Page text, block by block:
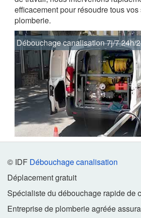
efficacement pour résoudre tous
plomberie.
Débouchage canalisation 7j/7 24h/
© IDF Débouchage canalisation
Déplacement gratuit
Spécialiste du débouchage rapide de
Entreprise de plomberie agréée